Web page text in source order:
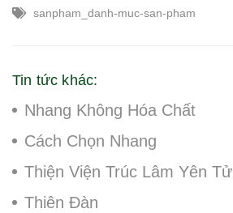
sanpham_danh-muc-san-pham
Tin tức khác:
Nhang Không Hóa Chất
Cách Chọn Nhang
Thiện Viện Trúc Lâm Yên Tử
Thiên Đàn